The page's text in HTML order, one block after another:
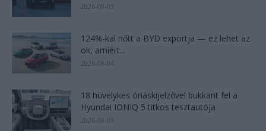
2026-08-03
124%-kal nőtt a BYD exportja — ez lehet az
ok, amiért...
2026-08-04
18 hüvelykes óriáskijelzővel bukkant fel a
Hyundai IONIQ 5 titkos tesztautója
2026-08-03